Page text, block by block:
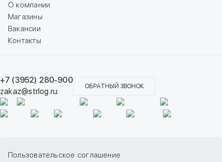
О компании
Магазины
Вакансии
Контакты
+7 (3952) 280-900
zakaz@strlog.ru
ОБРАТНЫЙ ЗВОНОК
Пользовательское соглашение